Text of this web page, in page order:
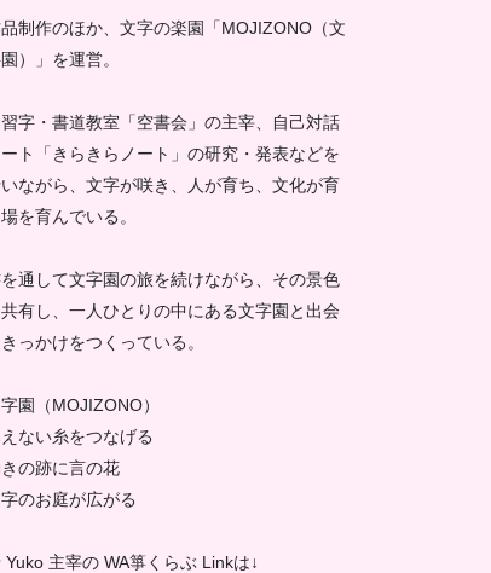
制作のほか、文字の楽園「MOJIZONO（文
）」を運営。
字・書道教室「空書会」の主宰、自己対話
ート「きらきらノート」の研究・発表などを
ながら、文字が咲き、人が育ち、文化が育
を育んでいる。
通して文字園の旅を続けながら、その景色
有し、一人ひとりの中にある文字園と出会
っかけをつくっている。
園（MOJIZONO）
ない糸をつなげる
の跡に言の花
のお庭が広がる
Yuko 主宰の WA箏くらぶ Linkは↓